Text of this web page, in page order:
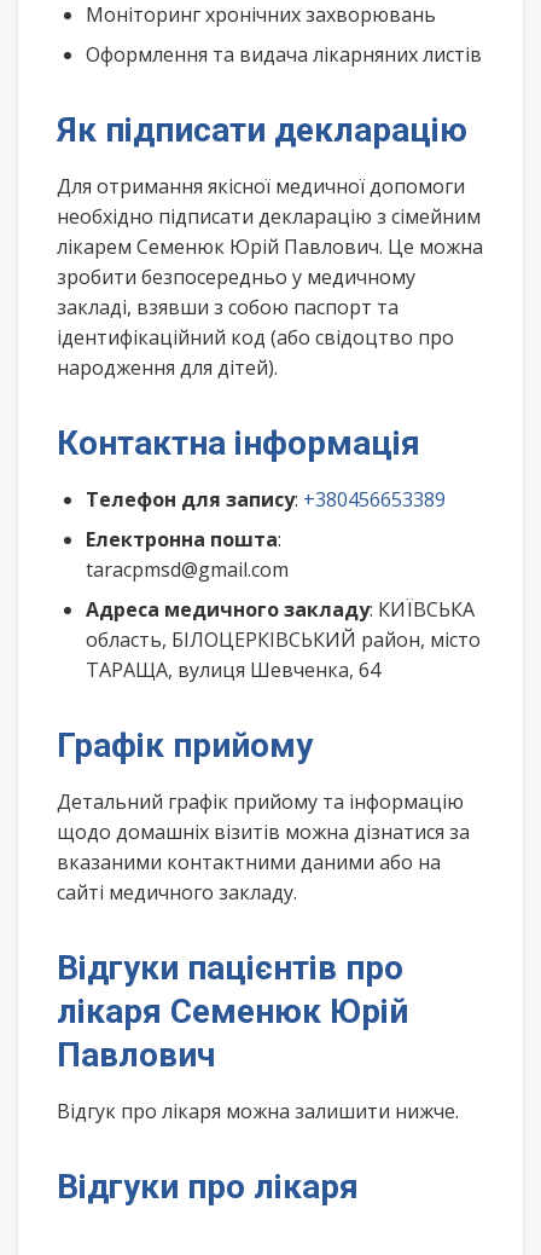
Моніторинг хронічних захворювань
Оформлення та видача лікарняних листів
Як підписати декларацію
Для отримання якісної медичної допомоги
необхідно підписати декларацію з сімейним
лікарем Семенюк Юрій Павлович. Це можна
зробити безпосередньо у медичному
закладі, взявши з собою паспорт та
ідентифікаційний код (або свідоцтво про
народження для дітей).
Контактна інформація
Телефон для запису: +380456653389
Електронна пошта:
taracpmsd@gmail.com
Адреса медичного закладу: КИЇВСЬКА
область, БІЛОЦЕРКІВСЬКИЙ район, місто
ТАРАЩА, вулиця Шевченка, 64
Графік прийому
Детальний графік прийому та інформацію
щодо домашніх візитів можна дізнатися за
вказаними контактними даними або на
сайті медичного закладу.
Відгуки пацієнтів про
лікаря Семенюк Юрій
Павлович
Відгук про лікаря можна залишити нижче.
Відгуки про лікаря